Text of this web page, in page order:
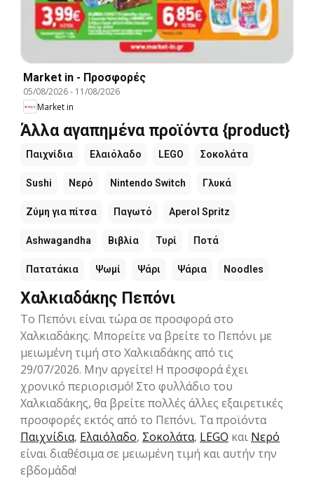
Market in - Προσφορές
05/08/2026- 11/08/2026
Market in
Άλλα αγαπημένα προϊόντα {product}
Παιχνίδια Ελαιόλαδο LEGO Σοκολάτα
Sushi Νερό Nintendo Switch Γλυκά
Ζύμη για πίτσα Παγωτό Aperol Spritz
Ashwagandha Βιβλία Τυρί Ποτά
Πατατάκια Ψωμί Ψάρι Ψάρια Noodles
Χαλκιαδάκης Πεπόνι
Το Πεπόνι είναι τώρα σε προσφορά στο
Χαλκιαδάκης. Μπορείτε να βρείτε το Πεπόνι με
μειωμένη τιμή στο Χαλκιαδάκης από τις
29/07/2026. Μην αργείτε! Η προσφορά έχει
χρονικό περιορισμό! Στο φυλλάδιο του
Χαλκιαδάκης, θα βρείτε πολλές άλλες εξαιρετικές
προσφορές εκτός από το Πεπόνι. Τα προϊόντα
Παιχνίδια, Ελαιόλαδο, Σοκολάτα, LEGO και Νερό
είναι διαθέσιμα σε μειωμένη τιμή και αυτήν την
εβδομάδα!